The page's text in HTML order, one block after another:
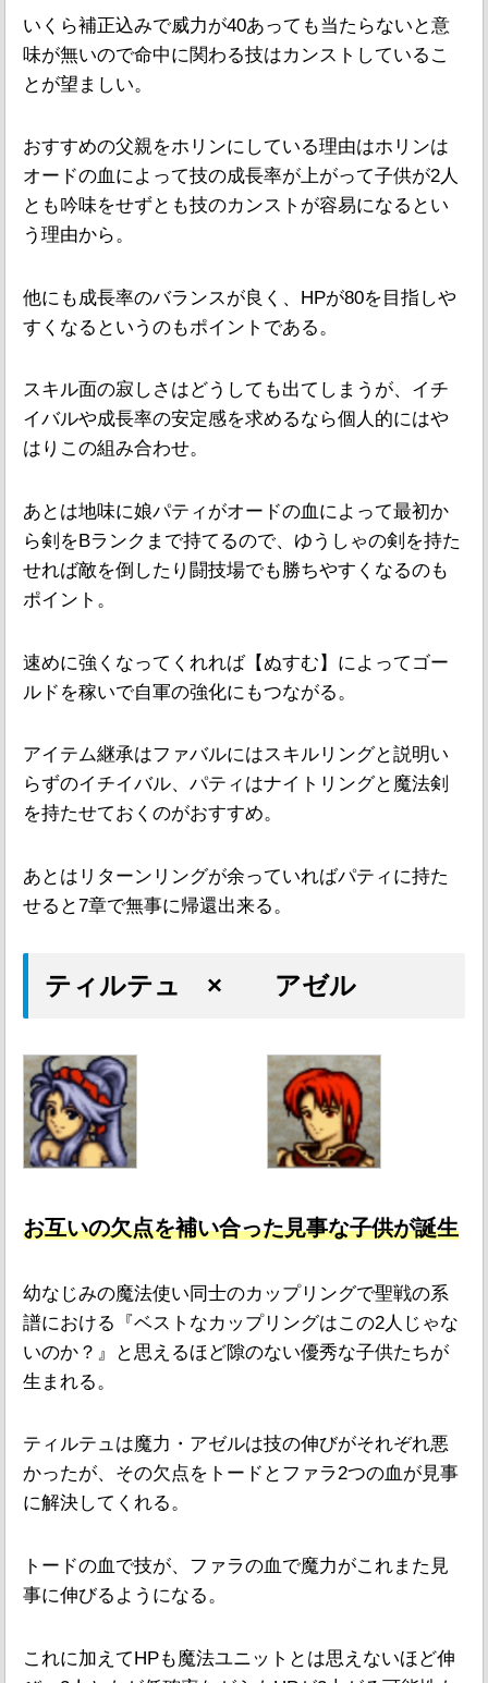
いくら補正込みで威力が40あっても当たらないと意
味が無いので命中に関わる技はカンストしているこ
とが望ましい。
おすすめの父親をホリンにしている理由はホリンは
オードの血によって技の成長率が上がって子供が2人
とも吟味をせずとも技のカンストが容易になるとい
う理由から。
他にも成長率のバランスが良く、HPが80を目指しや
すくなるというのもポイントである。
スキル面の寂しさはどうしても出てしまうが、イチ
イバルや成長率の安定感を求めるなら個人的にはや
はりこの組み合わせ。
あとは地味に娘パティがオードの血によって最初か
ら剣をBランクまで持てるので、ゆうしゃの剣を持た
せれば敵を倒したり闘技場でも勝ちやすくなるのも
ポイント。
速めに強くなってくれれば【ぬすむ】によってゴー
ルドを稼いで自軍の強化にもつながる。
アイテム継承はファバルにはスキルリングと説明い
らずのイチイバル、パティはナイトリングと魔法剣
を持たせておくのがおすすめ。
あとはリターンリングが余っていればパティに持た
せると7章で無事に帰還出来る。
ティルテュ × アゼル
お互いの欠点を補い合った見事な子供が誕生
幼なじみの魔法使い同士のカップリングで聖戦の系
譜における『ベストなカップリングはこの2人じゃな
いのか？』と思えるほど隙のない優秀な子供たちが
生まれる。
ティルテュは魔力・アゼルは技の伸びがそれぞれ悪
かったが、その欠点をトードとファラ2つの血が見事
に解決してくれる。
トードの血で技が、ファラの血で魔力がこれまた見
事に伸びるようになる。
これに加えてHPも魔法ユニットとは思えないほど伸